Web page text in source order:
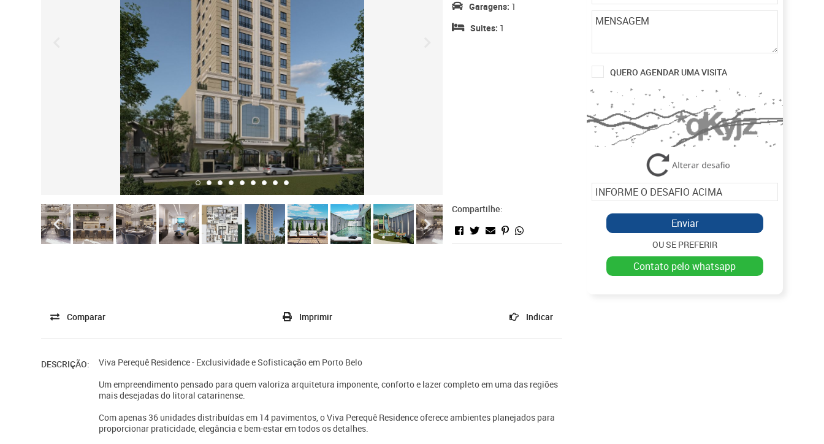
QUERO AGENDAR UMA VISITA
Enviar
OU SE PREFERIR
contato pelo whatsapp
Garagens: 1
Suites: 1
Compartilhe:
Comparar Imprimir Indicar
DESCRIÇÃO:
Viva Perequê Residence - Exclusividade e Sofisticação em Porto Belo
Um empreendimento pensado para quem valoriza arquitetura imponente, conforto e lazer completo em uma das regiões
mais desejadas do litoral catarinense.
Com apenas 36 unidades distribuídas em 14 pavimentos, o Viva Perequê Residence oferece ambientes planejados para
proporcionar praticidade, elegância e bem-estar em todos os detalhes.